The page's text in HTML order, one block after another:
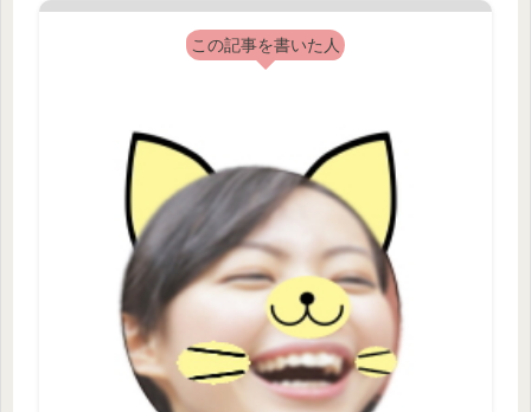
この記事を書いた人